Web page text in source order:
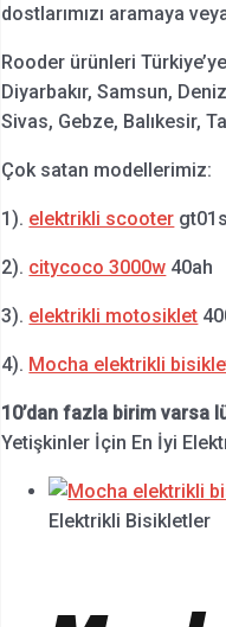
dostlarımızı aramaya
Rooder ürünleri
Diyarbakır, Samsun,
Sivas, Gebze, Balıkesir,
Çok satan modellerimiz:
1). elektrikli scooter
2). citycoco 3000w 40ah
3). elektrikli motosiklet
4). Mocha elektrikli
10’dan fazla birim varsa
Yetişkinler İçin En İyi
Elektrikli Bisikletler